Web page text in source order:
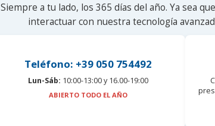
Siempre a tu lado, los 365 días del año. Ya sea
interactuar con nuestra tecnología
Teléfono: +39 050 754492
Lun-Sáb: 10:00-13:00 y 16.00-19:00
ABIERTO TODO EL AÑO